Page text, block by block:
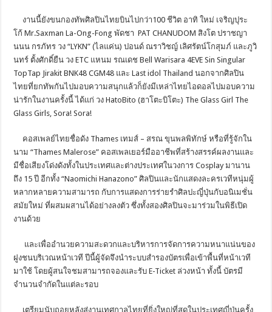
งานนี้ยังขนกองทัพศิลปินไทยบินไปกว่า100 ชีวิต อาทิ ใหม่ เจริญปุระ
โก้ Mr.Saxman La-Ong-Fong พัดชา PAT CHANUDOM สิงโต ปราชญา
นนน กรภัทร วง “LYKN” (ไลแค่น) ปอนด์ ณราวิชญ์ เลิศรัตน์โกสุมภ์ และภูวิ
นทร์ ตั้งศักดิ์ยืน วง ETC แหนม รณเดช Bell Warisara 4EVE Sin Singular
TopTap Jirakit BNK48 CGM48 และ Last idol Thailand นอกจากศิลปิน
ไทยที่ยกทัพกันไปมอบความสนุกแล้วก็ยังมีเหล่าไทยไอดอลไปมอบความ
น่ารักในงานครั้งนี้ ได้แก่ วง HatoBito (ฮาโตะบิโตะ) The Glass Girl The
Glass Girls, Sora! Sora!
คอสเพลย์ไทยชื่อดัง Thames เทมส์ – สรณ ขุนพลพิทักษ์ หรือที่รู้จักใน
นาม “Thames Malerose” คอสเพลเยอร์มืออาชีพที่สร้างสรรค์ผลงานและ
มีชื่อเสียงโด่งดังทั้งในประเทศและต่างประเทศในวงการ Cosplay มานาน
ถึง 15 ปี อีกทั้ง “Naomichi Hanazono” ศิลปินและนักแสดงละครเวทีหนุ่มผู้
หลากหลายความสามารถ กับการแสดงการร่ายรำศิลปะญี่ปุ่นกับอนิเมชั่น
สมัยใหม่ ที่ผสมผสานได้อย่างลงตัว ซึ่งทั้งสองศิลปินจะมาร่วมในพิธีเปิด
งานด้วย
และเพื่ออำนวยความสะดวกและบริหารการจัดการความหนาแน่นของ
ฝูงชนบริเวณหน้าเวที ปีนี้ผู้จัดจึงนำระบบสำรองบัตรเพื่อเข้าพื้นที่หน้าเวที
มาใช้ โดยผู้สนใจชมสามารถจองและรับ E-Ticket ล่วงหน้า ทั้งนี้ บัตรมี
จำนวนจำกัดในแต่ละรอบ
เตรียมนับถอยหลังสู่งานเทศกาลไทยที่ยิ่งใหญ่ที่สุดในประเทศญี่ปุ่นครั้ง